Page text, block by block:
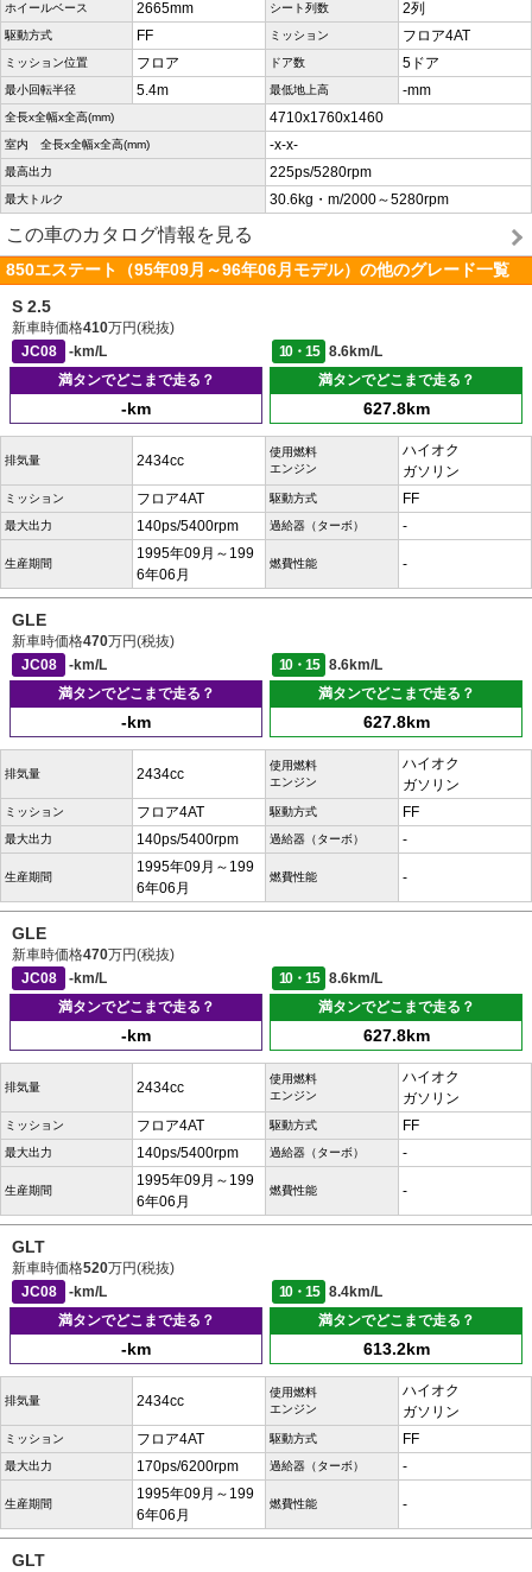
ホイールベース 2665mm シート列数 2列
駆動方式 FF ミッション フロア4AT
ミッション位置 フロア ドア数 5ドア
最小回転半径 5.4m 最低地上高 -mm
全長x全幅x全高(mm) 4710x1760x1460
室内 全長x全幅x全高(mm) -x-x-
最高出力 225ps/5280rpm
最大トルク 30.6kg・m/2000～5280rpm
この車のカタログ情報を見る
850エステート（95年09月～96年06月モデル）の他のグレード一覧
S 2.5
新車時価格410万円(税抜)
JC08
-km/L 10・15
8.6km/L
満タンでどこまで走る？
-km
満タンでどこまで走る？
627.8km
排気量 2434cc
使用燃料
エンジン
ハイオク
ガソリン
ミッション フロア4AT 駆動方式 FF
最大出力 140ps/5400rpm 過給器（ターボ） -
生産期間
1995年09月～199
6年06月
燃費性能 -
GLE
新車時価格470万円(税抜)
JC08
-km/L 10・15
8.6km/L
満タンでどこまで走る？
-km
満タンでどこまで走る？
627.8km
排気量 2434cc
使用燃料
エンジン
ハイオク
ガソリン
ミッション フロア4AT 駆動方式 FF
最大出力 140ps/5400rpm 過給器（ターボ） -
生産期間
1995年09月～199
6年06月
燃費性能 -
GLE
新車時価格470万円(税抜)
JC08
-km/L 10・15
8.6km/L
満タンでどこまで走る？
-km
満タンでどこまで走る？
627.8km
排気量 2434cc
使用燃料
エンジン
ハイオク
ガソリン
ミッション フロア4AT 駆動方式 FF
最大出力 140ps/5400rpm 過給器（ターボ） -
生産期間
1995年09月～199
6年06月
燃費性能 -
GLT
新車時価格520万円(税抜)
JC08
-km/L 10・15
8.4km/L
満タンでどこまで走る？
-km
満タンでどこまで走る？
613.2km
排気量 2434cc
使用燃料
エンジン
ハイオク
ガソリン
ミッション フロア4AT 駆動方式 FF
最大出力 170ps/6200rpm 過給器（ターボ） -
生産期間
1995年09月～199
6年06月
燃費性能 -
GLT